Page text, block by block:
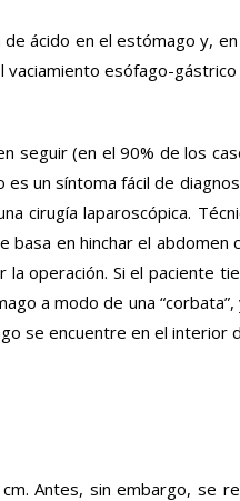
ácido en el estómago y,
esófago-
seguir (en el 90% de los
es un síntoma fácil de
laparoscópica.
basa en hinchar el
operación. Si el paciente
a modo de una
se encuentre en el interior
Antes, sin embargo, se